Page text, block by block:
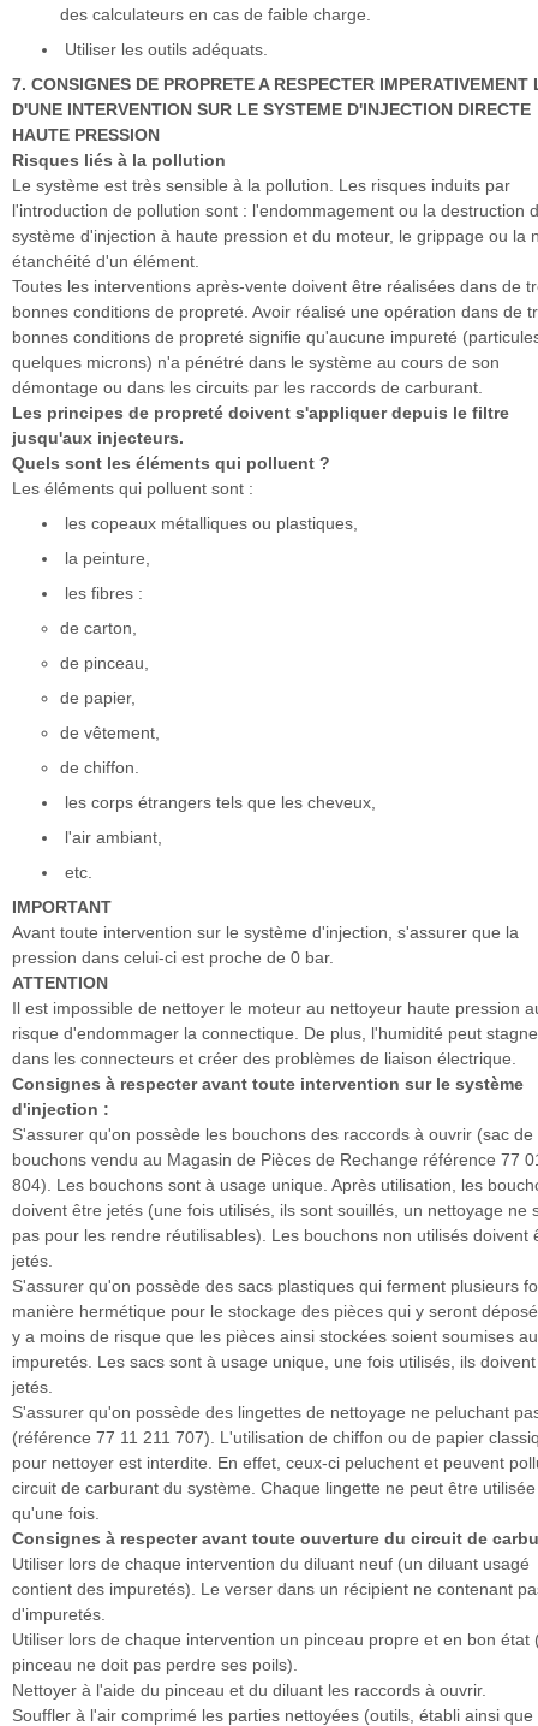
des calculateurs en cas de faible charge.
Utiliser les outils adéquats.
7. CONSIGNES DE PROPRETE A RESPECTER IMPERATIVEMENT
D'UNE INTERVENTION SUR LE SYSTEME D'INJECTION DIRECTE
HAUTE PRESSION
Risques liés à la pollution
Le système est très sensible à la pollution. Les risques induits par
l'introduction de pollution sont : l'endommagement ou la destruction
système d'injection à haute pression et du moteur, le grippage ou la
étanchéité d'un élément.
Toutes les interventions après-vente doivent être réalisées dans de
bonnes conditions de propreté. Avoir réalisé une opération dans de
bonnes conditions de propreté signifie qu'aucune impureté
quelques microns) n'a pénétré dans le système au cours de son
démontage ou dans les circuits par les raccords de carburant.
Les principes de propreté doivent s'appliquer depuis le filtre
jusqu'aux injecteurs.
Quels sont les éléments qui polluent ?
Les éléments qui polluent sont :
les copeaux métalliques ou plastiques,
la peinture,
les fibres :
de carton,
de pinceau,
de papier,
de vêtement,
de chiffon.
les corps étrangers tels que les cheveux,
l'air ambiant,
etc.
IMPORTANT
Avant toute intervention sur le système d'injection, s'assurer que la
pression dans celui-ci est proche de 0 bar.
ATTENTION
Il est impossible de nettoyer le moteur au nettoyeur haute pression
risque d'endommager la connectique. De plus, l'humidité peut
dans les connecteurs et créer des problèmes de liaison électrique.
Consignes à respecter avant toute intervention sur le système
d'injection :
S'assurer qu'on possède les bouchons des raccords à ouvrir (sac de
bouchons vendu au Magasin de Pièces de Rechange référence 77
804). Les bouchons sont à usage unique. Après utilisation, les
doivent être jetés (une fois utilisés, ils sont souillés, un nettoyage ne
pas pour les rendre réutilisables). Les bouchons non utilisés doivent
jetés.
S'assurer qu'on possède des sacs plastiques qui ferment plusieurs
manière hermétique pour le stockage des pièces qui y seront
y a moins de risque que les pièces ainsi stockées soient soumises
impuretés. Les sacs sont à usage unique, une fois utilisés, ils
jetés.
S'assurer qu'on possède des lingettes de nettoyage ne peluchant
(référence 77 11 211 707). L'utilisation de chiffon ou de papier
pour nettoyer est interdite. En effet, ceux-ci peluchent et peuvent
circuit de carburant du système. Chaque lingette ne peut être utilisée
qu'une fois.
Consignes à respecter avant toute ouverture du circuit de
Utiliser lors de chaque intervention du diluant neuf (un diluant usagé
contient des impuretés). Le verser dans un récipient ne contenant
d'impuretés.
Utiliser lors de chaque intervention un pinceau propre et en bon état
pinceau ne doit pas perdre ses poils).
Nettoyer à l'aide du pinceau et du diluant les raccords à ouvrir.
Souffler à l'air comprimé les parties nettoyées (outils, établi ainsi que